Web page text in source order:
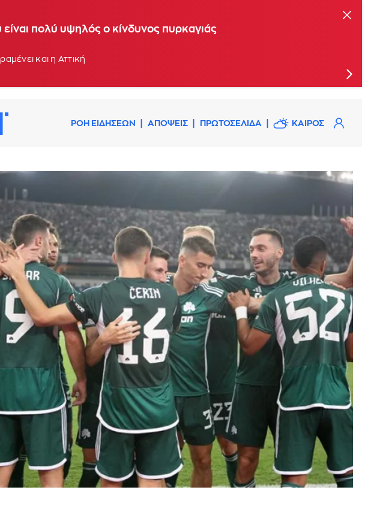
- Συνεδρίαση της Επιτροπής Εκτίμησης Κινδύνου
πολύ υψηλός ο κίνδυνος πυρκαγιάς
και η Αττική
ΡΟΗ ΕΙΔΗΣΕΩΝ ΑΠΟΨΕΙΣ ΠΡΩΤΟΣΕΛΙΔΑ ΚΑΙΡΟΣ